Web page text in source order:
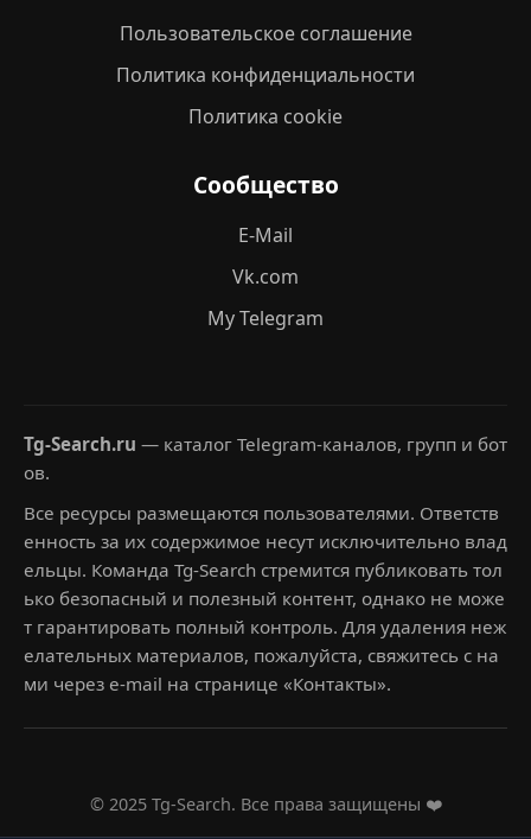
Пользовательское соглашение
Политика конфиденциальности
Политика cookie
Сообщество
E-Mail
Vk.com
My Telegram
Tg-Search.ru — каталог Telegram-каналов, групп и бот
ов.
Все ресурсы размещаются пользователями. Ответств
енность за их содержимое несут исключительно влад
ельцы. Команда Tg-Search стремится публиковать тол
ько безопасный и полезный контент, однако не може
т гарантировать полный контроль. Для удаления неж
елательных материалов, пожалуйста, свяжитесь с на
ми через e-mail на странице «Контакты».
© 2025 Tg-Search. Все права защищены ❤️